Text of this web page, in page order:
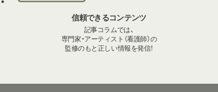
信頼できるコンテンツ
記事コラムでは、
専門家・アーティスト（看護師）の
監修のもと正しい情報を発信！